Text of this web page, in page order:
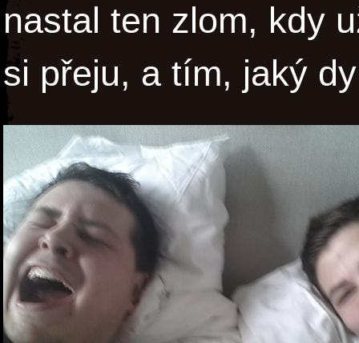
nastal ten zlom, kdy
si přeju, a tím, jaký